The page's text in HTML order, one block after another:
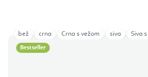
Bestseller
bež crna Crna s vežom siva Siva